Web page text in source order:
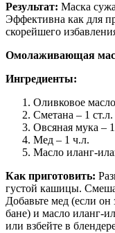
Результат: Маска
Эффективна как для
скорейшего
Омолаживающая
Ингредиенты:
Оливковое
Сметана – 1 ст.л.
Овсяная мука – 1
Мед – 1 ч.л.
Масло иланг-
Как приготовить:
густой кашицы.
Добавьте мед (если он
бане) и масло иланг-
или взбейте в